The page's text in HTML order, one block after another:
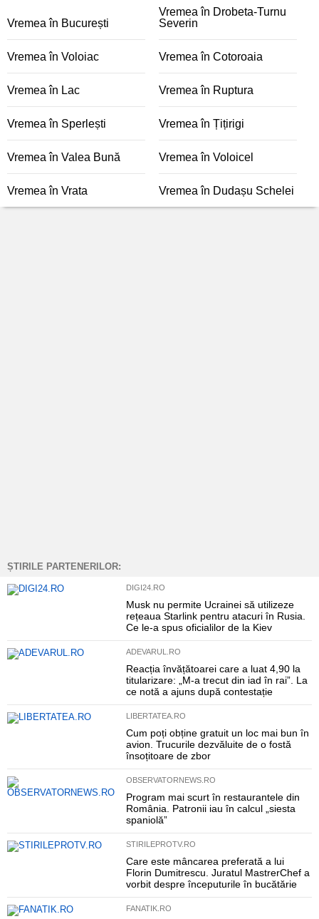
Vremea în București
Vremea în Drobeta-Turnu
Severin
Vremea în Voloiac Vremea în Cotoroaia
Vremea în Lac Vremea în Ruptura
Vremea în Sperlești Vremea în Țițirigi
Vremea în Valea Bună Vremea în Voloicel
Vremea în Vrata Vremea în Dudașu Schelei
ȘTIRILE PARTENERILOR:
DIGI24.RO
Musk nu permite Ucrainei să utilizeze
rețeaua Starlink pentru atacuri în Rusia.
Ce le-a spus oficialilor de la Kiev
ADEVARUL.RO
Reacția învățătoarei care a luat 4,90 la
titularizare: „M-a trecut din iad în rai”. La
ce notă a ajuns după contestație
LIBERTATEA.RO
Cum poți obține gratuit un loc mai bun în
avion. Trucurile dezvăluite de o fostă
însoțitoare de zbor
OBSERVATORNEWS.RO
Program mai scurt în restaurantele din
România. Patronii iau în calcul „siesta
spaniolă”
STIRILEPROTV.RO
Care este mâncarea preferată a lui
Florin Dumitrescu. Juratul MastrerChef a
vorbit despre începuturile în bucătărie
FANATIK.RO